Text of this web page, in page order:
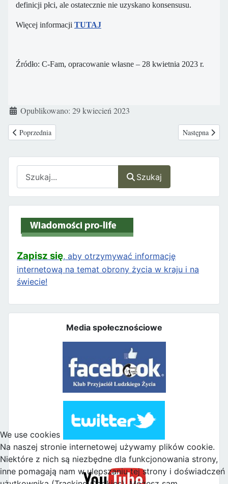
Szukaj
Zapisz się, aby otrzymywać informację
internetową na temat obrony życia w kraju i na
świecie!
Media społecznościowe
definicji płci, ale ostatecznie nie uzyskano konsensusu.
Więcej informacji TUTAJ
Źródło: C-Fam, opracowanie własne – 28 kwietnia 2023 r.
Szczegóły
Opublikowano: 29 kwiecień 2023
Poprzednia strona: Wzrost hospitalizacji po zażyciu środków
Poprzednia Następna
Następna
We use cookies
Na naszej stronie internetowej używamy plików cookie.
Niektóre z nich są niezbędne dla funkcjonowania strony,
inne pomagają nam w ulepszaniu tej strony i doświadczeń